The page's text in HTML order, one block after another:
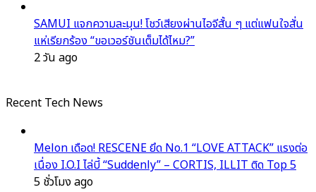
SAMUI แจกความละมุน! โชว์เสียงผ่านไอจีสั้น ๆ แต่แฟนใจสั่น
แห่เรียกร้อง “ขอเวอร์ชันเต็มได้ไหม?”
2 วัน ago
Recent Tech News
Melon เดือด! RESCENE ยึด No.1 “LOVE ATTACK” แรงต่อ
เนื่อง I.O.I ไล่บี้ “Suddenly” – CORTIS, ILLIT ติด Top 5
5 ชั่วโมง ago